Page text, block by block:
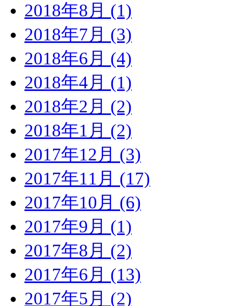
2018年8月 (1)
2018年7月 (3)
2018年6月 (4)
2018年4月 (1)
2018年2月 (2)
2018年1月 (2)
2017年12月 (3)
2017年11月 (17)
2017年10月 (6)
2017年9月 (1)
2017年8月 (2)
2017年6月 (13)
2017年5月 (2)